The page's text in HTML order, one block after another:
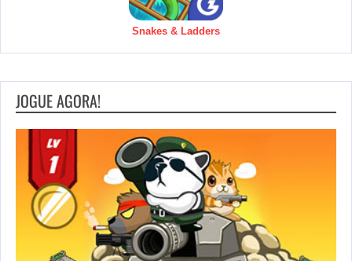
Snakes & Ladders
JOGUE AGORA!